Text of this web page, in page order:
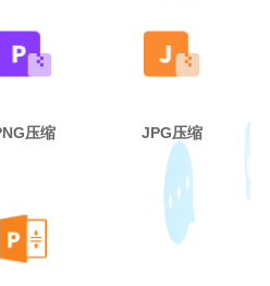
压缩 JPG压缩